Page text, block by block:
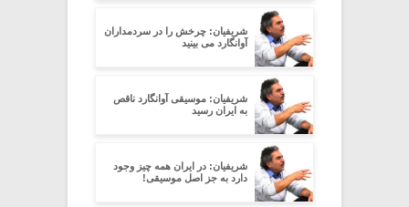
شریفیان: چرخش را در سردمداران
آوانگارد می بینید
شریفیان: موسیقی آوانگارد ناقص
به ایران رسید
شریفیان: در ایران همه چیز وجود
دارد به جز اصل موسیقی!